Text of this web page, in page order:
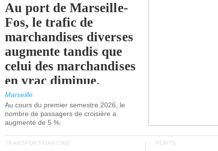
Au port de Marseille-
Fos, le trafic de
marchandises diverses
augmente tandis que
celui des marchandises
en vrac diminue.
Marseille
Au cours du premier semestre 2026, le
nombre de passagers de croisière a
augmenté de 5 %.
TRANSPORT MARITIME PORTS